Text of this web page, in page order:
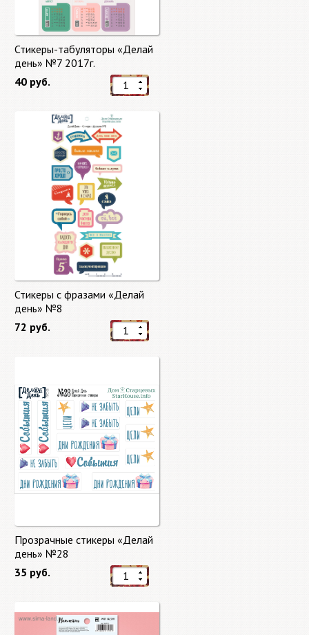
Стикеры-табуляторы «Делай
день» №7 2017г.
40 руб.
Стикеры с фразами «Делай
день» №8
72 руб.
Прозрачные стикеры «Делай
день» №28
35 руб.